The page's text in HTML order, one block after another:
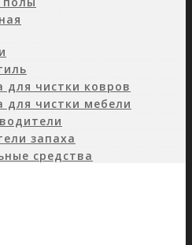
для чистки ковров
для чистки мебели
запаха
средства